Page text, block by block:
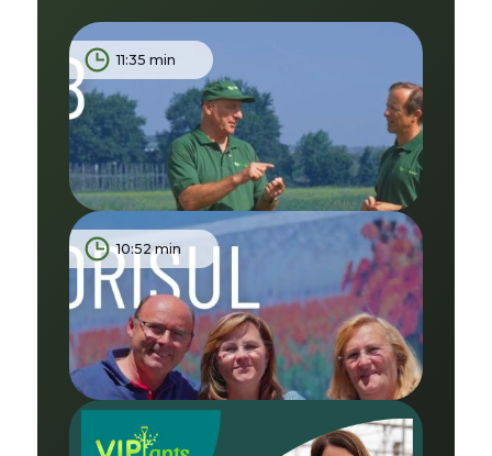
11:35 min
10:52 min